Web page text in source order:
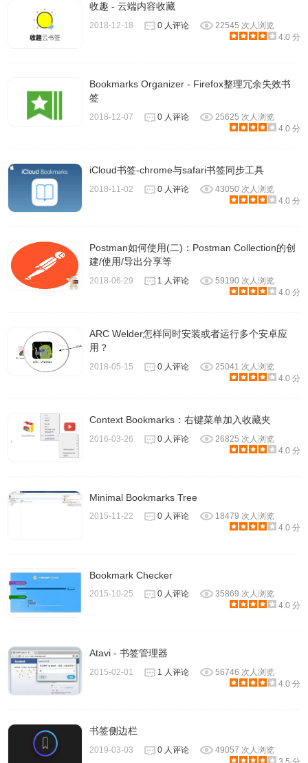
收趣 - 云端内容收藏
2018-12-18 0 人评论
22545 次人浏览
4.0 分
Bookmarks Organizer - Firefox整理冗余失效书
签
2018-12-07 0 人评论
25625 次人浏览
4.0 分
iCloud书签-chrome与safari书签同步工具
2018-11-02 0 人评论
43050 次人浏览
4.0 分
Postman如何使用(二)：Postman Collection的创
建/使用/导出分享等
2018-06-29 1 人评论
59190 次人浏览
4.0 分
ARC Welder怎样同时安装或者运行多个安卓应
用？
2018-05-15 0 人评论
25041 次人浏览
4.0 分
Context Bookmarks：右键菜单加入收藏夹
2016-03-26 0 人评论
26825 次人浏览
4.0 分
Minimal Bookmarks Tree
2015-11-22 0 人评论
18479 次人浏览
4.0 分
Bookmark Checker
2015-10-25 0 人评论
35869 次人浏览
4.0 分
Atavi - 书签管理器
2015-02-01 1 人评论
56746 次人浏览
4.0 分
书签侧边栏
2019-03-03 0 人评论
49057 次人浏览